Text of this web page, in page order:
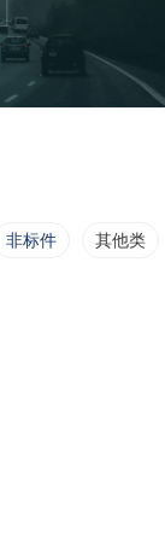
非标件 其他类